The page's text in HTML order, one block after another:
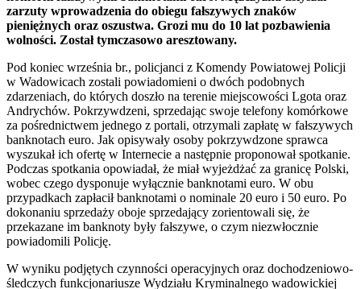
zarzuty wprowadzenia do obiegu fałszywych znaków
pieniężnych oraz oszustwa. Grozi mu do 10 lat pozbawienia
wolności. Został tymczasowo aresztowany.
Pod koniec września br., policjanci z Komendy Powiatowej Policji
w Wadowicach zostali powiadomieni o dwóch podobnych
zdarzeniach, do których doszło na terenie miejscowości Lgota oraz
Andrychów. Pokrzywdzeni, sprzedając swoje telefony komórkowe
za pośrednictwem jednego z portali, otrzymali zapłatę w fałszywych
banknotach euro. Jak opisywały osoby pokrzywdzone sprawca
wyszukał ich ofertę w Internecie a następnie proponował spotkanie.
Podczas spotkania opowiadał, że miał wyjeżdżać za granicę Polski,
wobec czego dysponuje wyłącznie banknotami euro. W obu
przypadkach zapłacił banknotami o nominale 20 euro i 50 euro. Po
dokonaniu sprzedaży oboje sprzedający zorientowali się, że
przekazane im banknoty były fałszywe, o czym niezwłocznie
powiadomili Policję.
W wyniku podjętych czynności operacyjnych oraz dochodzeniowo-
śledczych funkcjonariusze Wydziału Kryminalnego wadowickiej